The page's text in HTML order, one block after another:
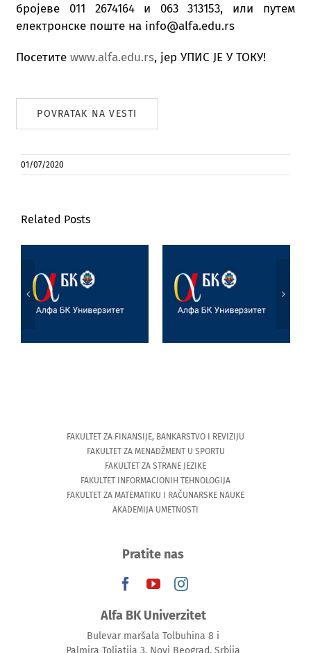
бројеве 011 2674164 и 063 313153, или путем
електронске поште на info@alfa.edu.rs
Посетитеwww.alfa.edu.rs, јер УПИС ЈЕ У ТОКУ!
POVRATAK NA VESTI
01/07/2020
Related Posts
Jezik, književnost
i veštačka
Marijane
Joksimović
Univerzitetu u
FAKULTET ZA FINANSIJE, BANKARSTVO I REVIZIJU
FAKULTET ZA MENADŽMENT U SPORTU
FAKULTET ZA STRANE JEZIKE
FAKULTET INFORMACIONIH TEHNOLOGIJA
FAKULTET ZA MATEMATIKU I RAČUNARSKE NAUKE
AKADEMIJA UMETNOSTI
Pratite nas
Alfa BK Univerzitet
Bulevar maršala Tolbuhina 8 i
Palmira Toljatija 3, Novi Beograd, Srbija